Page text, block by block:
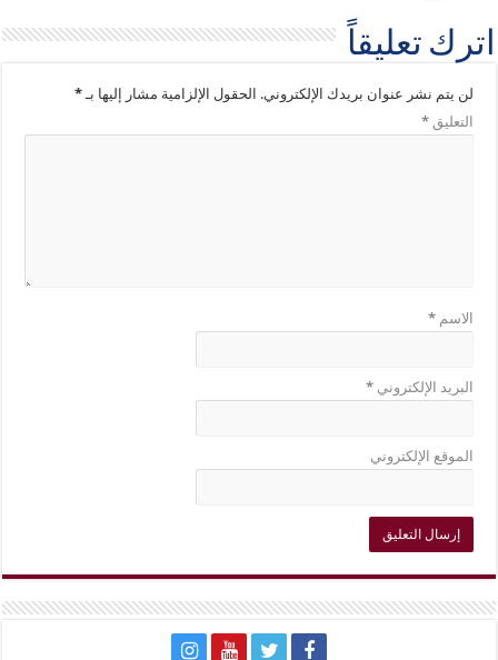
اترك تعليقاً
لن يتم نشر عنوان بريدك الإلكتروني. الحقول الإلزامية مشار إليها بـ*
التعليق*
الاسم*
البريد الإلكتروني*
الموقع الإلكتروني